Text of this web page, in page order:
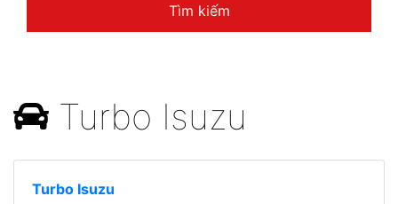
Tìm kiếm
Turbo Isuzu
Turbo Isuzu